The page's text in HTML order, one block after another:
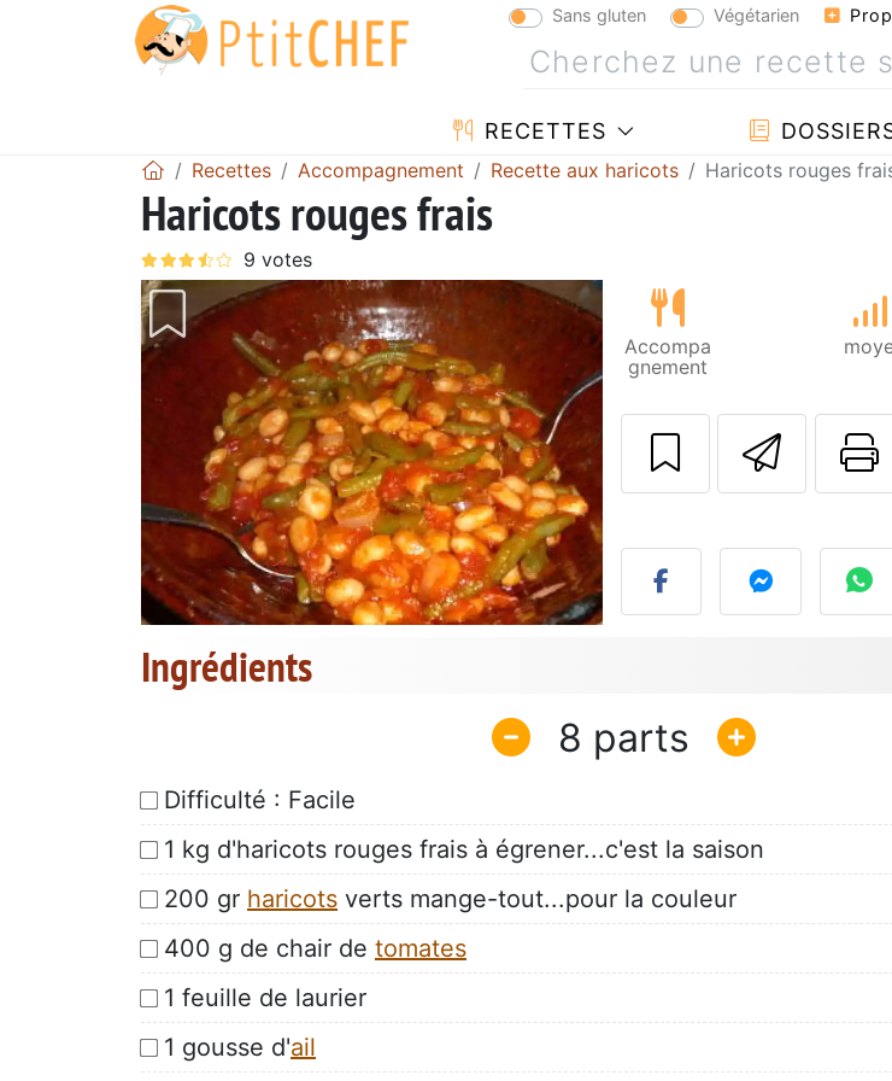
Sans gluten Végétarien
RECETTES
Recettes Accompagnement Recette aux haricots Haricots rouges
Haricots rouges frais
Accompa
gnement
Ingrédients
8
Difficulté : Facile
1 kg d'haricots rouges frais à égrener...c'est la saison
200 gr haricots verts mange-tout...pour la couleur
400 g de chair de tomates
1 feuille de laurier
1 gousse d'ail